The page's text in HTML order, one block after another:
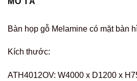
Bàn họp gỗ Melamine có mặt bàn
Kích thước:
ATH4012OV: W4000 x D1200 x